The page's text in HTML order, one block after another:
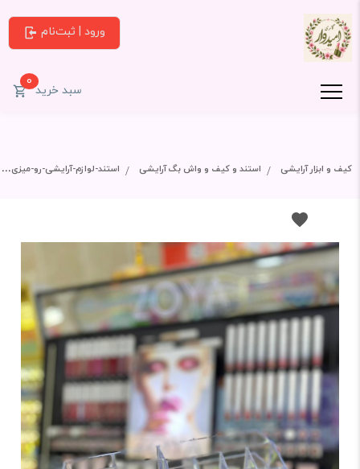
ورود | ثبت‌نام
سبد خرید0
کیف و ابزار آرایشی استند و کیف و واش بگ آرایشی استند-لوازم-آرایشی-رو-میزی-اکرولیک